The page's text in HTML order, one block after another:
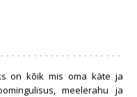
on kõik mis oma käte ja
meelerahu ja